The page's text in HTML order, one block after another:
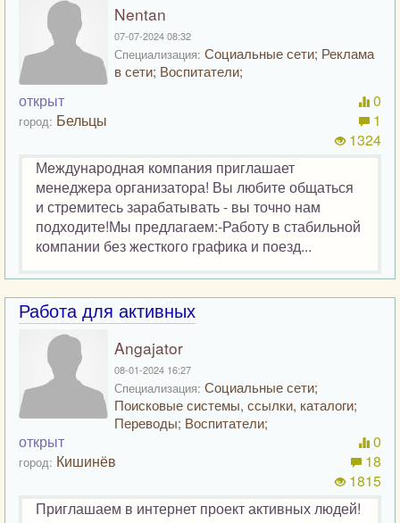
Nentan
07-07-2024 08:32
Специализация: Социальные сети; Реклама
в сети; Воспитатели;
открыт
город: Бельцы
0
1
1324
Международная компания приглашает
менеджера организатора! Вы любите общаться
и стремитесь зарабатывать - вы точно нам
подходите!Мы предлагаем:-Работу в стабильной
компании без жесткого графика и поезд...
Работа для активных
Angajator
08-01-2024 16:27
Специализация: Социальные сети;
Поисковые системы, ссылки, каталоги;
Переводы; Воспитатели;
открыт
город: Кишинёв
0
18
1815
Приглашаем в интернет проект активных людей!